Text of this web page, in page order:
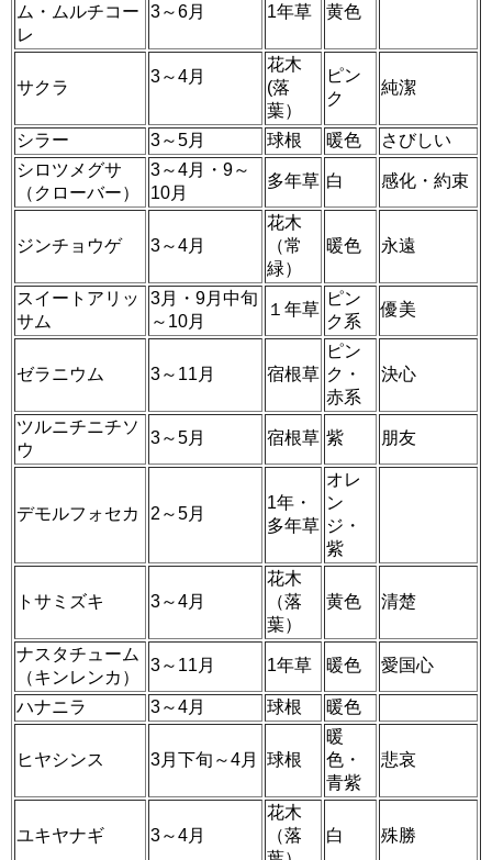
ム・ムルチコー
レ
3～6月 1年草 黄色
サクラ
3～4月
花木
(落
葉）
ピン
ク
純潔
シラー 3～5月 球根 暖色
さびしい
シロツメグサ
（クローバー）
3～4月・9～
10月
多年草 白 感化・約束
ジンチョウゲ 3～4月
花木
（常
緑）
暖色 永遠
スイートアリッ
サム
3月・9月中旬
～10月
１年草
ピン
ク系
優美
ゼラニウム 3～11月 宿根草
ピン
ク・
赤系
決心
ツルニチニチソ
ウ
3～5月 宿根草 紫 朋友
デモルフォセカ 2～5月
1年・
多年草
オレ
ン
ジ・
紫
トサミズキ 3～4月
花木
（落
葉）
黄色 清楚
ナスタチューム
（キンレンカ）
3～11月 1年草 暖色 愛国心
ハナニラ 3～4月 球根 暖色
ヒヤシンス 3月下旬～4月 球根
暖
色・
青紫
悲哀
ユキヤナギ 3～4月
花木
（落
白 殊勝